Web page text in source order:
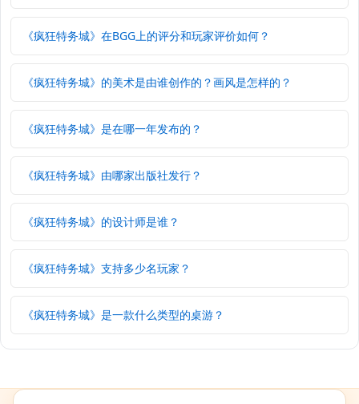
《疯狂特务城》在BGG上的评分和玩家评价如何？
《疯狂特务城》的美术是由谁创作的？画风是怎样的？
《疯狂特务城》是在哪一年发布的？
《疯狂特务城》由哪家出版社发行？
《疯狂特务城》的设计师是谁？
《疯狂特务城》支持多少名玩家？
《疯狂特务城》是一款什么类型的桌游？